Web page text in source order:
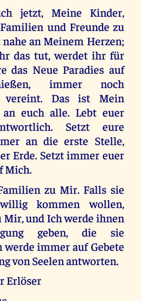
jetzt, Meine Kinder,
und Freunde zu
an Meinem Herzen;
das tut, werdet ihr für
das Neue Paradies auf
immer noch
vereint. Das ist Mein
an euch alle. Lebt euer
Setzt eure
an die erste Stelle,
Erde. Setzt immer euer
Mich.
zu Mir. Falls sie
kommen wollen,
Mir, und Ich werde ihnen
geben, die sie
werde immer auf Gebete
von Seelen antworten.
Erlöser